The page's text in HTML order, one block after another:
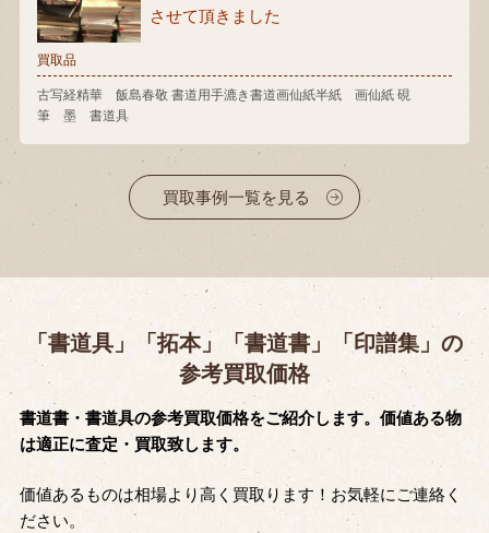
させて頂きました
買取品
古写経精華 飯島春敬 書道用手漉き書道画仙紙半紙 画仙紙 硯
筆 墨 書道具
買取事例一覧を見る
「書道具」「拓本」「書道書」「印譜集」の
参考買取価格
書道書・書道具の参考買取価格をご紹介します。価値ある物
は適正に査定・買取致します。
価値あるものは相場より高く買取ります！お気軽にご連絡く
ださい。